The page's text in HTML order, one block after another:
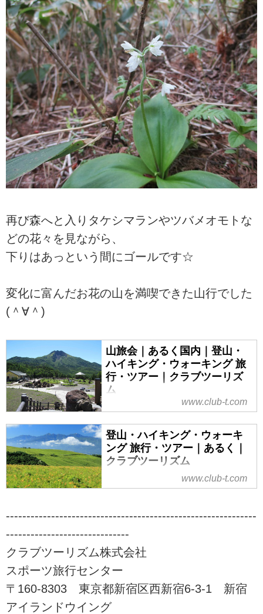
再び森へと入りタケシマランやツバメオモトな
どの花々を見ながら、
下りはあっという間にゴールです☆
変化に富んだお花の山を満喫できた山行でした
(＾∀＾)
山旅会｜あるく国内｜登山・
ハイキング・ウォーキング 旅
行・ツアー｜クラブツーリズ
ム
山旅会（ツアー）特集なら、クラ
ブツーリズムにおまかせ！安心で
快適な専属講師と専属添乗員が同
行。入門から上級までレベル、目
的に応じてクラス分けされた多彩
な登山ツアーをご案内！山を通じ
て生きがいづくり、仲間づくりを
ご予約も簡単。
www.club-t.com
登山・ハイキング・ウォーキ
ング 旅行・ツアー｜あるく｜
クラブツーリズム
ウォーキング・ハイキング・登山
からあこがれの名山登山まで、初
心者でも安心してご参加いただけ
るレベルに応じた「あるき旅」を
ご用意しております！自然の中を
季節を感じる「あるく」の旅に是
非ご参加下さい。
www.club-t.com
-------------------------------------------------------------
------------------------------
クラブツーリズム株式会社
スポーツ旅行センター
〒160-8303 東京都新宿区西新宿6-3-1 新宿
アイランドウイング